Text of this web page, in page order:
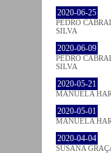
2020-06-25
PEDRO
SILVA
2020-06-09
PEDRO
SILVA
2020-05-21
MANUELA
2020-05-01
MANUELA
2020-04-04
SUSANA